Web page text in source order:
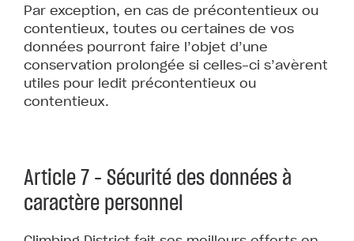
Par exception, en cas de précontentieux ou
contentieux, toutes ou certaines de vos
données pourront faire l’objet d’une
conservation prolongée si celles-ci s’avèrent
utiles pour ledit précontentieux ou
contentieux.
Article 7 – Sécurité des données à
caractère personnel